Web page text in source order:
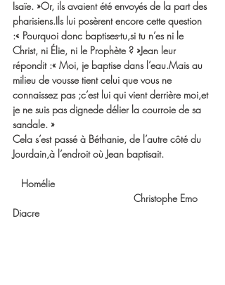
Isaïe. »Or, ils avaient été envoyés de la part des
pharisiens.Ils lui posèrent encore cette question
:« Pourquoi donc baptises-tu,si tu n’es ni le
Christ, ni Élie, ni le Prophète ? »Jean leur
répondit :« Moi, je baptise dans l’eau.Mais au
milieu de vousse tient celui que vous ne
connaissez pas ;c’est lui qui vient derrière moi,et
je ne suis pas dignede délier la courroie de sa
sandale. »
Cela s’est passé à Béthanie, de l’autre côté du
Jourdain,à l’endroit où Jean baptisait.
                                           Christophe Emo
Diacre